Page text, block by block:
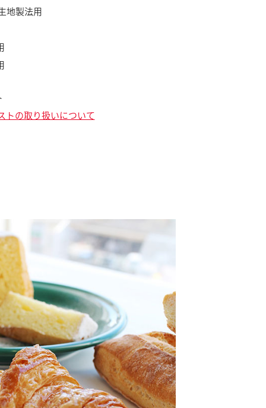
地製法用
トの取り扱いについて